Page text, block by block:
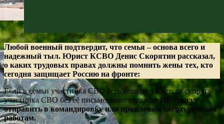
Любой военный подтвердит, что семья – основа всего и
надежный тыл. Юрист КСВО Денис Скорятин рассказал,
о каких трудовых правах должны помнить жены тех, кто
сегодня защищает Россию на фронте:
Если в семьи участника СВО есть дети до 14 лет, то супругу
участника СВО без её письменного согласияНЕ смогут
отправить в командировку или привлечь к сверхурочным
работам.